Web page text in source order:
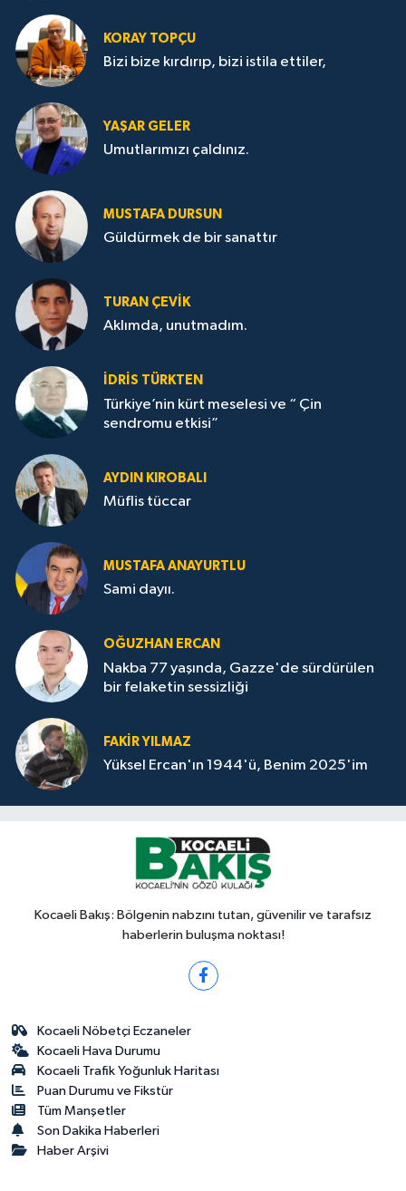
KORAY TOPÇU
Bizi bize kırdırıp, bizi istila ettiler,
YAŞAR GELER
Umutlarımızı çaldınız.
MUSTAFA DURSUN
Güldürmek de bir sanattır
TURAN ÇEVİK
Aklımda, unutmadım.
İDRİS TÜRKTEN
Türkiye’nin kürt meselesi ve “ Çin
sendromu etkisi”
AYDIN KIROBALI
Müflis tüccar
MUSTAFA ANAYURTLU
Sami dayıı.
OĞUZHAN ERCAN
Nakba 77 yaşında, Gazze'de sürdürülen
bir felaketin sessizliği
FAKİR YILMAZ
Yüksel Ercan'ın 1944'ü, Benim 2025'im
Kocaeli Bakış: Bölgenin nabzını tutan, güvenilir ve tarafsız
haberlerin buluşma noktası!
Kocaeli Nöbetçi Eczaneler
Kocaeli Hava Durumu
Kocaeli Trafik Yoğunluk Haritası
Puan Durumu ve Fikstür
Tüm Manşetler
Son Dakika Haberleri
Haber Arşivi